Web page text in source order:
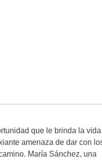
que le brinda la
amenaza de dar con
María Sánchez, una